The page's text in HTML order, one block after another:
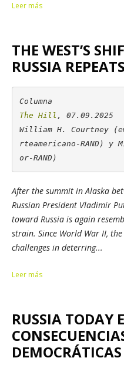
Leer más
THE WEST’S
RUSSIA
The Hill , 07.09.2025
William H. Courtney
rteamericano-RAND)
or-RAND)
After the summit in Alaska
Russian President Vladimir
toward Russia is again
strain. Since World War II,
challenges in deterring...
Leer más
RUSSIA TODAY
DEMOCRÁTICAS